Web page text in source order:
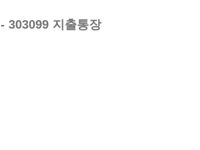
- 303099 지출통장